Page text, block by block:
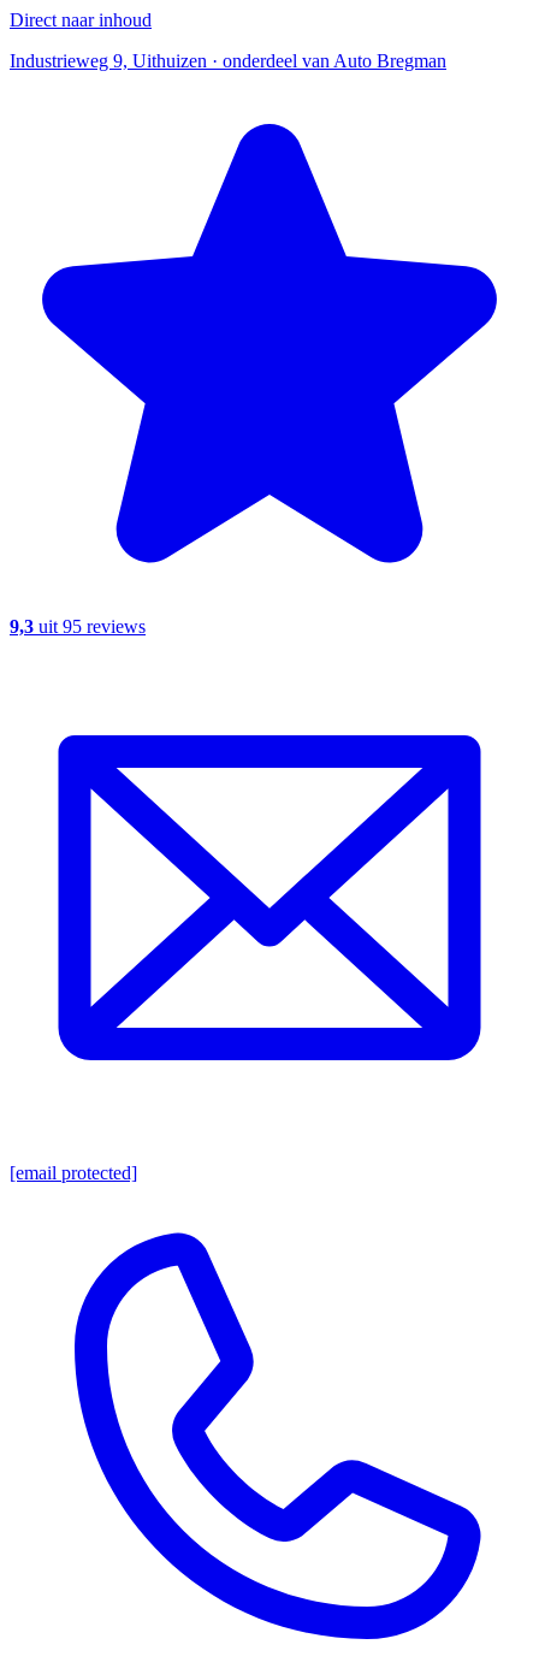
Direct naar inhoud
Industrieweg 9, Uithuizen · onderdeel van Auto Bregman
9,3 uit 95 reviews
[email protected]